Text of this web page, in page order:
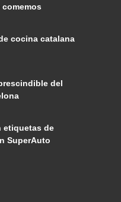
cocina catalana
del
etiquetas de
SuperAuto